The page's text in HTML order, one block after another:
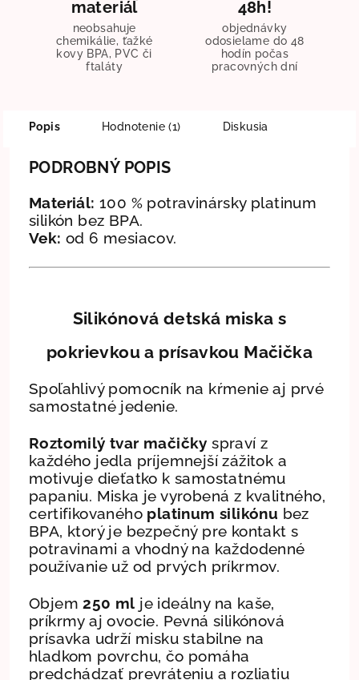
materiál
neobsahuje
chemikálie, ťažké
kovy BPA, PVC či
ftaláty
48h!
objednávky
odosielame do 48
hodín počas
pracovných dní
Popis Hodnotenie (1) Diskusia
PODROBNÝ POPIS
Materiál: 100 % potravinársky platinum
silikón bez BPA.
Vek: od 6 mesiacov.
Silikónová detská miska s
pokrievkou a prísavkou Mačička
Spoľahlivý pomocník na kŕmenie aj prvé
samostatné jedenie.
Roztomilý tvar mačičky spraví z
každého jedla príjemnejší zážitok a
motivuje dieťatko k samostatnému
papaniu. Miska je vyrobená z kvalitného,
certifikovaného platinum silikónu bez
BPA, ktorý je bezpečný pre kontakt s
potravinami a vhodný na každodenné
používanie už od prvých príkrmov.
Objem250 ml je ideálny na kaše,
príkrmy aj ovocie. Pevná silikónová
prísavka udrží misku stabilne na
hladkom povrchu, čo pomáha
predchádzať prevráteniu a rozliatiu